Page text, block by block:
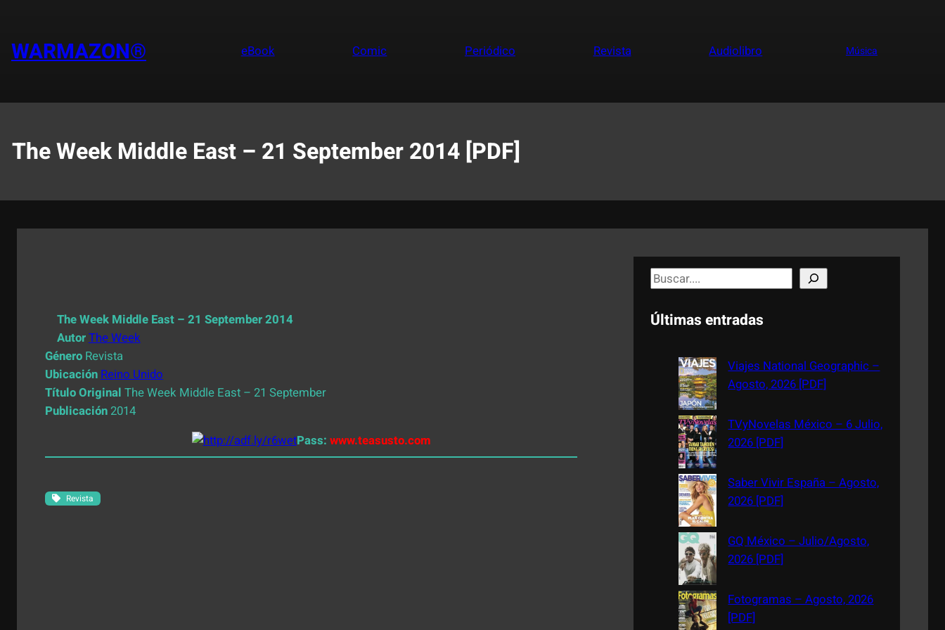
contenido
WARMAZON® eBook Comic Periódico Revista Audiolibro Música
The Week Middle East – 21 September 2014 [PDF]
The Week Middle East – 21 September 2014
AutorThe Week
Género Revista
Ubicación Reino Unido
Título Original The Week Middle East – 21 September
Publicación 2014
Pass: www.teasusto.com
Revista
S
e
a
Últimas entradas
Viajes National Geographic –
Agosto, 2026 [PDF]
TVyNovelas México – 6 Julio,
2026 [PDF]
Saber Vivir España – Agosto,
2026 [PDF]
GQ México – Julio/Agosto,
2026 [PDF]
Fotogramas – Agosto, 2026
[PDF]